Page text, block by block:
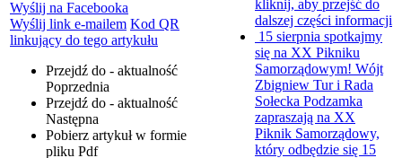
Wyślij na Facebooka
Wyślij link e-mailem Kod QR
linkujący do tego artykułu
Przejdź do - aktualność
Poprzednia
Przejdź do - aktualność
Następna
Pobierz artykuł w formie
pliku Pdf
kliknij, aby przejść do
dalszej części informacji
15 sierpnia spotkajmy
się na XX Pikniku
Samorządowym! Wójt
Zbigniew Tur i Rada
Sołecka Podzamka
zapraszają na XX
Piknik Samorządowy,
który odbędzie się 15